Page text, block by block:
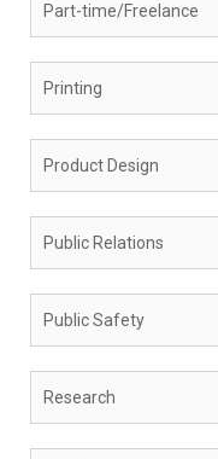
Part-time/Freelance
Printing
Product Design
Public Relations
Public Safety
Research